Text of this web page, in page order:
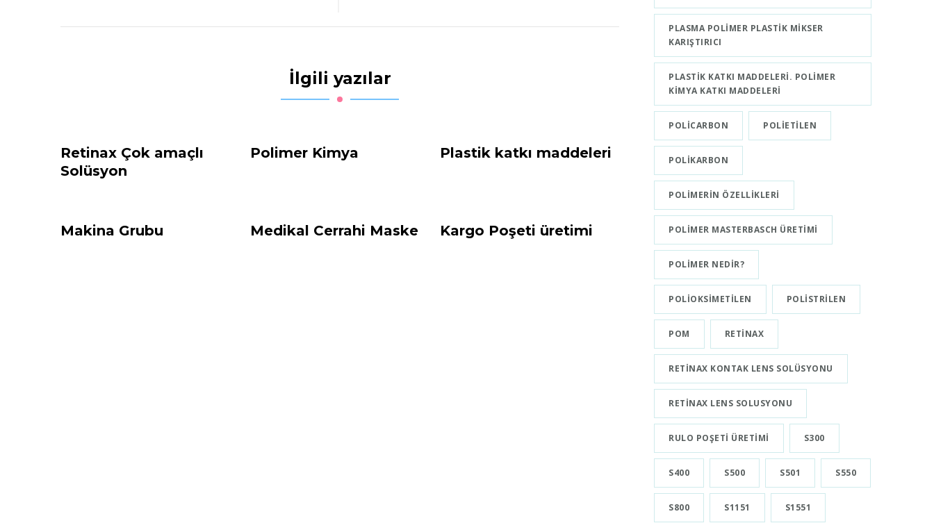
İlgili yazılar
Retinax Çok amaçlı
Solüsyon
Polimer Kimya Plastik katkı maddeleri
Makina Grubu Medikal Cerrahi Maske Kargo Poşeti üretimi
PLASMA POLIMER PLASTIK MIKSER
KARIŞTIRICI
PLASTIK KATKI MADDELERI. POLIMER
KIMYA KATKI MADDELERI
POLICARBON POLIETILEN
POLIKARBON
POLIMERIN ÖZELLIKLERI
POLIMER MASTERBASCH ÜRETIMI
POLIMER NEDIR?
POLIOKSIMETILEN POLISTRILEN
POM RETINAX
RETINAX KONTAK LENS SOLÜSYONU
RETINAX LENS SOLUSYONU
RULO POŞETI ÜRETIMI S300
S400 S500 S501 S550
S800 S1151 S1551